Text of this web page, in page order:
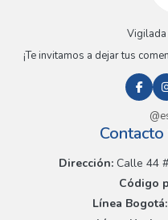
Vigilada
¡Te invitamos a dejar tus
Dirección:Calle 44 #
Código
Línea Bogotá: